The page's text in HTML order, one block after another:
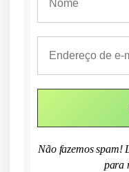
Não fazemos spam!
para